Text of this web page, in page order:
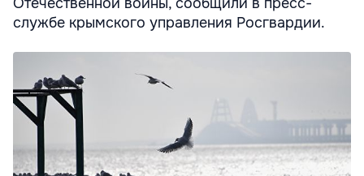
службе крымского управления Росгвардии.